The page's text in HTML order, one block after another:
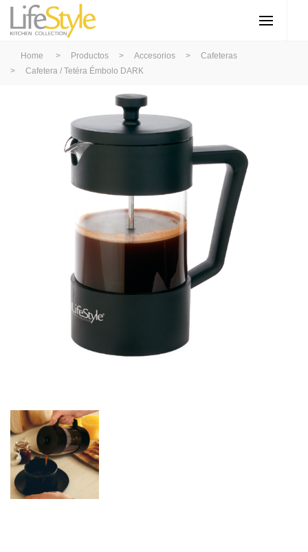
Home > Productos > Accesorios >
Cafeteras
>
Cafetera / Tetéra Émbolo DARK